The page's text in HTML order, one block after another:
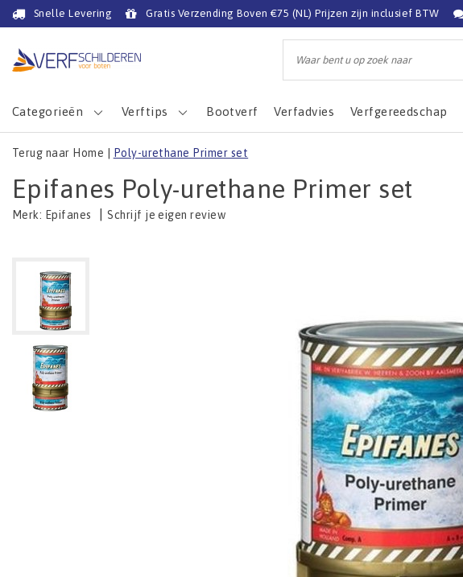
Snelle Levering Gratis Verzending Boven €75 (NL) Prijzen zijn inclusief BTW
Categorieën Verftips Bootverf Verfadvies Verfgereedschap
Terug naar Home Poly-urethane Primer set
Epifanes Poly-urethane Primer set
Merk: Epifanes |Schrijf je eigen review